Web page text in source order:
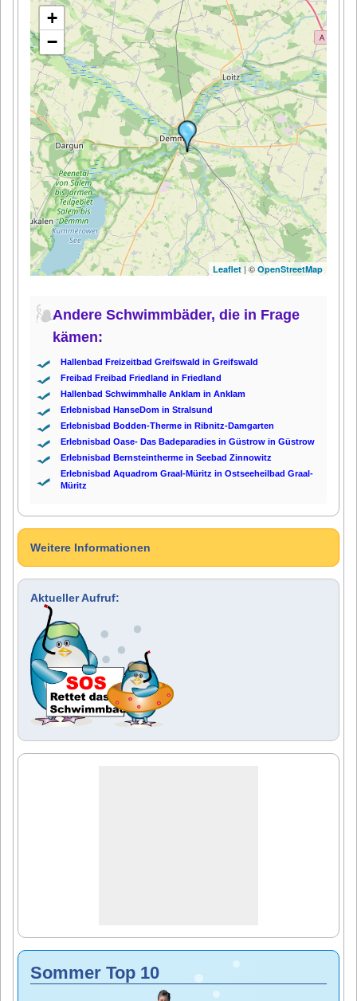
+
−
Leaflet| © OpenStreetMap
Andere Schwimmbäder, die in Frage
kämen:
Hallenbad Freizeitbad Greifswald in Greifswald
Freibad Freibad Friedland in Friedland
Hallenbad Schwimmhalle Anklam in Anklam
Erlebnisbad HanseDom in Stralsund
Erlebnisbad Bodden-Therme in Ribnitz-Damgarten
Erlebnisbad Oase- Das Badeparadies in Güstrow in Güstrow
Erlebnisbad Bernsteintherme in Seebad Zinnowitz
Erlebnisbad Aquadrom Graal-Müritz in Ostseeheilbad Graal-
Müritz
Weitere Informationen
Aktueller Aufruf:
Sommer Top 10